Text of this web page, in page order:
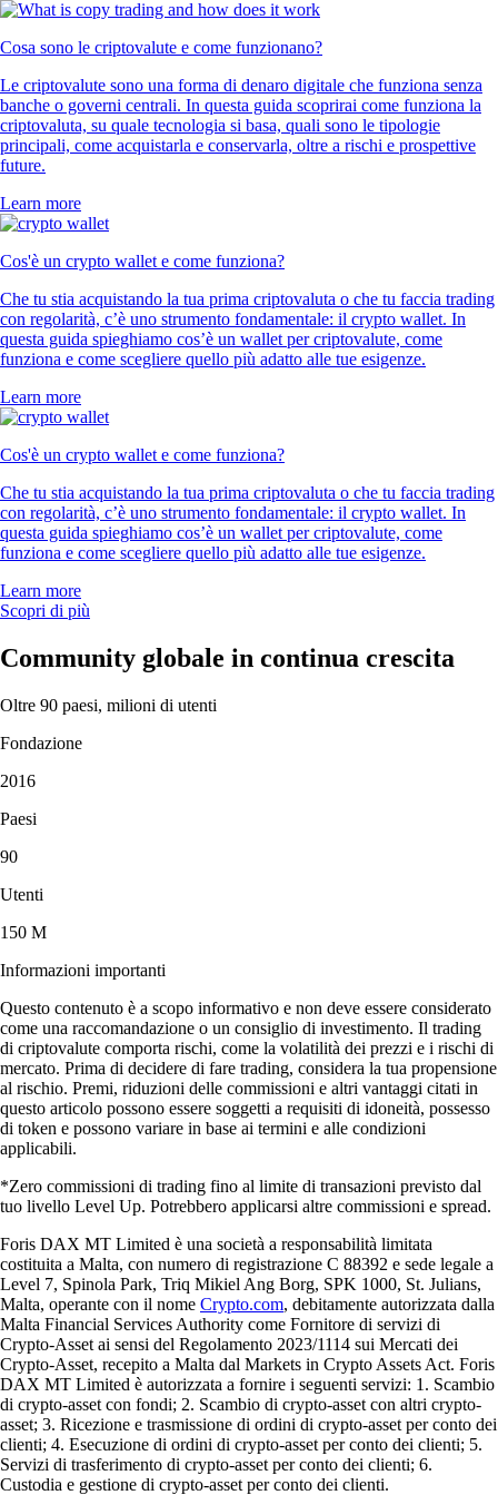
Cosa sono le criptovalute e come funzionano?
Le criptovalute sono una forma di denaro digitale che funziona senza
banche o governi centrali. In questa guida scoprirai come funziona la
criptovaluta, su quale tecnologia si basa, quali sono le tipologie
principali, come acquistarla e conservarla, oltre a rischi e prospettive
future.
Learn more
Cos'è un crypto wallet e come funziona?
Che tu stia acquistando la tua prima criptovaluta o che tu faccia trading
con regolarità, c’è uno strumento fondamentale: il crypto wallet. In
questa guida spieghiamo cos’è un wallet per criptovalute, come
funziona e come scegliere quello più adatto alle tue esigenze.
Learn more
Cos'è un crypto wallet e come funziona?
Che tu stia acquistando la tua prima criptovaluta o che tu faccia trading
con regolarità, c’è uno strumento fondamentale: il crypto wallet. In
questa guida spieghiamo cos’è un wallet per criptovalute, come
funziona e come scegliere quello più adatto alle tue esigenze.
Learn more
Scopri di più
Community globale in continua crescita
Oltre 90 paesi, milioni di utenti
Fondazione
2016
Paesi
90
Utenti
150 M
Informazioni importanti
Questo contenuto è a scopo informativo e non deve essere considerato
come una raccomandazione o un consiglio di investimento. Il trading
di criptovalute comporta rischi, come la volatilità dei prezzi e i rischi di
mercato. Prima di decidere di fare trading, considera la tua propensione
al rischio. Premi, riduzioni delle commissioni e altri vantaggi citati in
questo articolo possono essere soggetti a requisiti di idoneità, possesso
di token e possono variare in base ai termini e alle condizioni
applicabili.
*Zero commissioni di trading fino al limite di transazioni previsto dal
tuo livello Level Up. Potrebbero applicarsi altre commissioni e spread.
Foris DAX MT Limited è una società a responsabilità limitata
costituita a Malta, con numero di registrazione C 88392 e sede legale a
Level 7, Spinola Park, Triq Mikiel Ang Borg, SPK 1000, St. Julians,
Malta, operante con il nome Crypto.com, debitamente autorizzata dalla
Malta Financial Services Authority come Fornitore di servizi di
Crypto-Asset ai sensi del Regolamento 2023/1114 sui Mercati dei
Crypto-Asset, recepito a Malta dal Markets in Crypto Assets Act. Foris
DAX MT Limited è autorizzata a fornire i seguenti servizi: 1. Scambio
di crypto-asset con fondi; 2. Scambio di crypto-asset con altri crypto-
asset; 3. Ricezione e trasmissione di ordini di crypto-asset per conto dei
clienti; 4. Esecuzione di ordini di crypto-asset per conto dei clienti; 5.
Servizi di trasferimento di crypto-asset per conto dei clienti; 6.
Custodia e gestione di crypto-asset per conto dei clienti.